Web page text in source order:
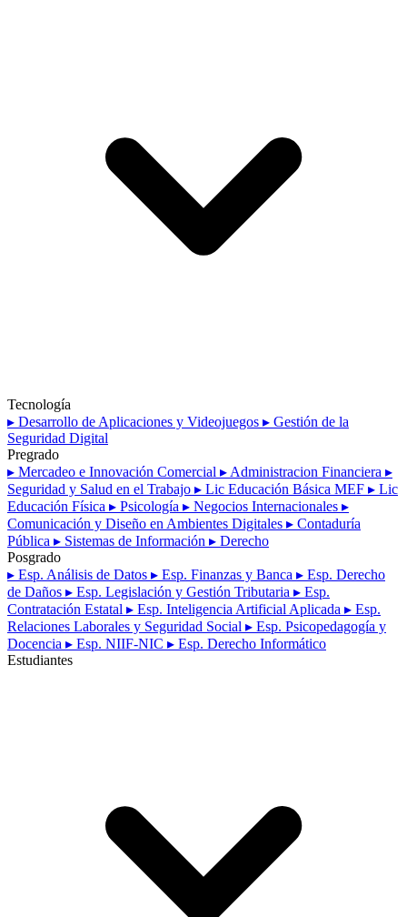
Tecnología
▸ Desarrollo de Aplicaciones y Videojuegos ▸ Gestión de la
Seguridad Digital
Pregrado
▸ Mercadeo e Innovación Comercial ▸ Administracion Financiera ▸
Seguridad y Salud en el Trabajo ▸ Lic Educación Básica MEF ▸ Lic
Educación Física ▸ Psicología ▸ Negocios Internacionales ▸
Comunicación y Diseño en Ambientes Digitales ▸ Contaduría
Pública ▸ Sistemas de Información ▸ Derecho
Posgrado
▸ Esp. Análisis de Datos ▸ Esp. Finanzas y Banca ▸ Esp. Derecho
de Daños ▸ Esp. Legislación y Gestión Tributaria ▸ Esp.
Contratación Estatal ▸ Esp. Inteligencia Artificial Aplicada ▸ Esp.
Relaciones Laborales y Seguridad Social ▸ Esp. Psicopedagogía y
Docencia ▸ Esp. NIIF-NIC ▸ Esp. Derecho Informático
Estudiantes